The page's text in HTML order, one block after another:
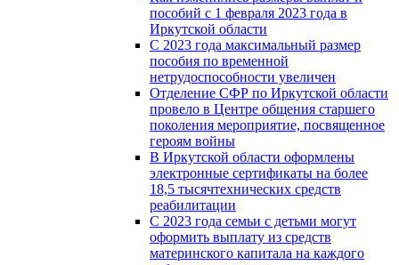
пособий с 1 февраля 2023 года в
Иркутской области
С 2023 года максимальный размер
пособия по временной
нетрудоспособности увеличен
Отделение СФР по Иркутской области
провело в Центре общения старшего
поколения мероприятие, посвященное
героям войны
В Иркутской области оформлены
электронные сертификаты на более
18,5 тысячтехнических средств
реабилитации
С 2023 года семьи с детьми могут
оформить выплату из средств
материнского капитала на каждого